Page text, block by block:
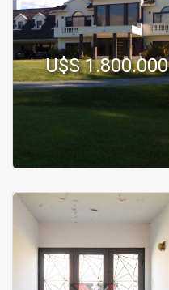
U$S 1.800.000